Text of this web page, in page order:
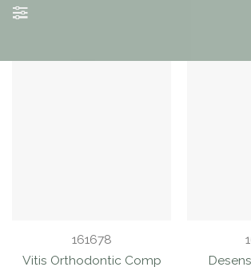
161678
Vitis Orthodontic Comp